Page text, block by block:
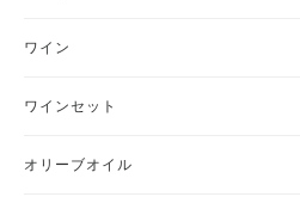
ワイン
ワインセット
オリーブオイル